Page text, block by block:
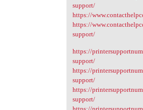
support/
https://
https://
support/
https://
support/
https://
support/
https://
support/